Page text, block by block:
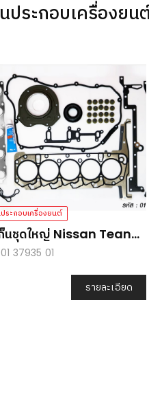
ประกอบเครื่องยน
ระกอบเครื่องยนต์
ก็นชุดใหญ่ Nissan Teana
(J32)
37935 01
รายละเอียด